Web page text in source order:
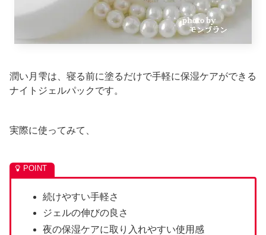
潤い月雫は、寝る前に塗るだけで手軽に保湿ケアができる
ナイトジェルパックです。
実際に使ってみて、
続けやすい手軽さ
ジェルの伸びの良さ
夜の保湿ケアに取り入れやすい使用感